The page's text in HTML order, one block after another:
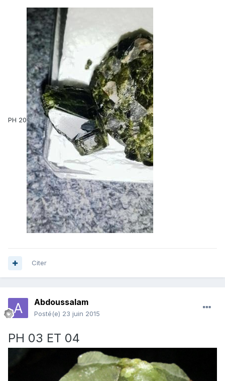
PH 20
Citer
Abdoussalam
Posté(e) 23 juin 2015
PH 03 ET 04